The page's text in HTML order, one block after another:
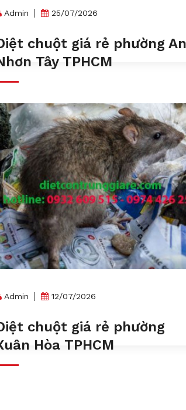
Admin 25/07/2026
chuột giá rẻ phường An
Tây TPHCM
Admin 12/07/2026
chuột giá rẻ phường
Hòa TPHCM